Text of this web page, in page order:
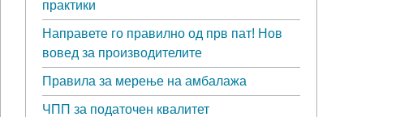
практики
Направете го правилно од прв пат! Нов
вовед за производителите
Правила за мерење на амбалажа
ЧПП за податочен квалитет